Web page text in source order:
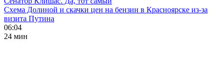
Схема Долиной и скачки цен на бензин в Красноярске из-за
визита Путина
06:04
24 мин